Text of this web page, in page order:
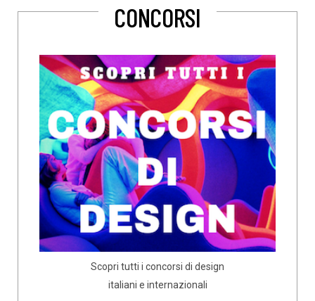
CONCORSI
Scopri tutti i concorsi di design
italiani e internazionali